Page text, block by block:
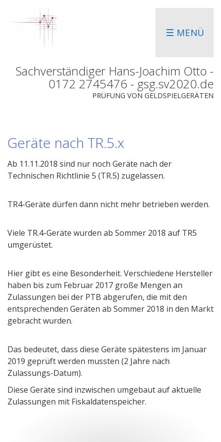
☰ MENÜ
Sachverständiger Hans-Joachim Otto -
0172 2745476 - gsg.sv2020.de
PRÜFUNG VON GELDSPIELGERÄTEN
Geräte nach TR.5.x
Ab 11.11.2018 sind nur noch Geräte nach der
Technischen Richtlinie 5 (TR.5) zugelassen.
TR4-Geräte dürfen dann nicht mehr betrieben werden.
Viele TR.4-Geräte wurden ab Sommer 2018 auf TR5
umgerüstet.
Hier gibt es eine Besonderheit. Verschiedene Hersteller
haben bis zum Februar 2017 große Mengen an
Zulassungen bei der PTB abgerufen, die mit den
entsprechenden Geräten ab Sommer 2018 in den Markt
gebracht wurden.
Das bedeutet, dass diese Geräte spätestens im Januar
2019 geprüft werden mussten (2 Jahre nach
Zulassungs-Datum).
Diese Geräte sind inzwischen umgebaut auf aktuelle
Zulassungen mit Fiskaldatenspeicher.